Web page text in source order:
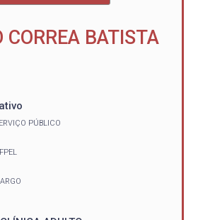
CORREA BATISTA
PÚBLICO